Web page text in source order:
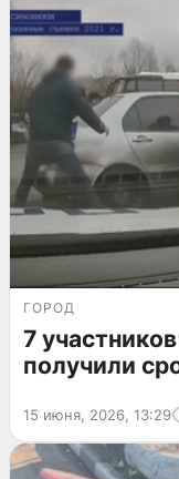
ГОРОД
7
получили
15 июня, 2026, 13:29